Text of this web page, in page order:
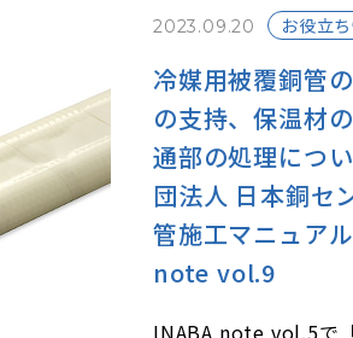
そのような問題を予
2023.09.20 お役立
冷媒用被覆銅管
の支持、保温材
通部の処理につ
団法人 日本銅セ
管施工マニュア
note vol.9